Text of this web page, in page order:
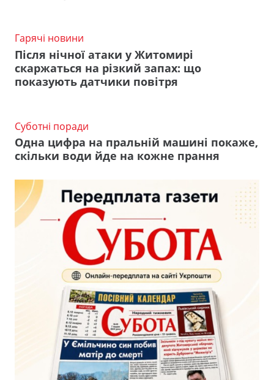
Гарячі новини
Після нічної атаки у Житомирі
скаржаться на різкий запах: що
показують датчики повітря
Суботні поради
Одна цифра на пральній машині покаже,
скільки води йде на кожне прання